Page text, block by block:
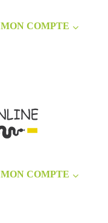
MON COMPTE
MON COMPTE